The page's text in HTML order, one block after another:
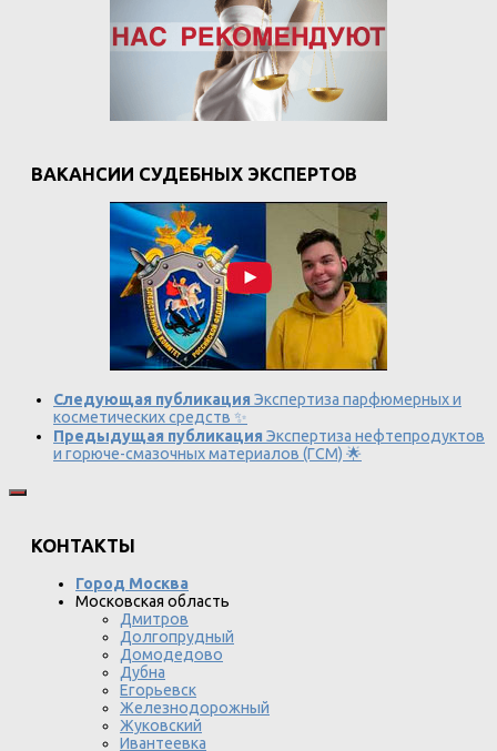
ВАКАНСИИ СУДЕБНЫХ ЭКСПЕРТОВ
Следующая публикация Экспертиза парфюмерных и
косметических средств ✨
Предыдущая публикация Экспертиза нефтепродуктов
и горюче-смазочных материалов (ГСМ) 🌟
КОНТАКТЫ
Город Москва
Московская область
Дмитров
Долгопрудный
Домодедово
Дубна
Егорьевск
Железнодорожный
Жуковский
Ивантеевка